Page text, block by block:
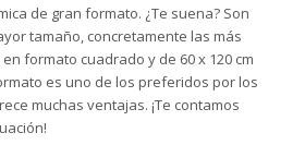
de gran formato. ¿Te suena? Son
tamaño, concretamente las más
formato cuadrado y de 60 x 120 cm
es uno de los preferidos por los
muchas ventajas. ¡Te contamos